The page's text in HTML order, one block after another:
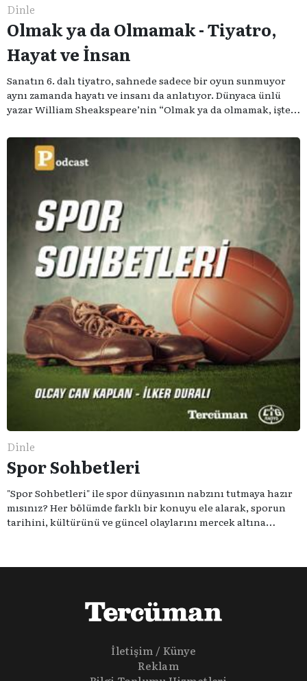
Dinle
Olmak ya da Olmamak - Tiyatro,
Hayat ve İnsan
Sanatın 6. dalı tiyatro, sahnede sadece bir oyun sunmuyor
aynı zamanda hayatı ve insanı da anlatıyor. Dünyaca ünlü
yazar William Sheakspeare’nin “Olmak ya da olmamak, işte
serimizde; tiyatroyu, alanının uzman isimleriyle
konuşuyoruz..
Dinle
Spor Sohbetleri
"Spor Sohbetleri" ile spor dünyasının nabzını tutmaya hazır
mısınız? Her bölümde farklı bir konuyu ele alarak, sporun
tarihini, kültürünü ve güncel olaylarını mercek altına
olmadığına inananlardansanız "Spor Sohbetleri" tam size
İletişim / Künye
Reklam